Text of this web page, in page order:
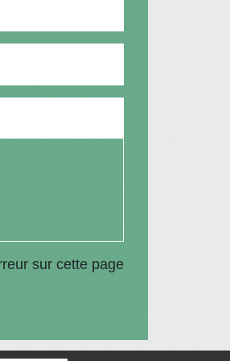
sur cette page